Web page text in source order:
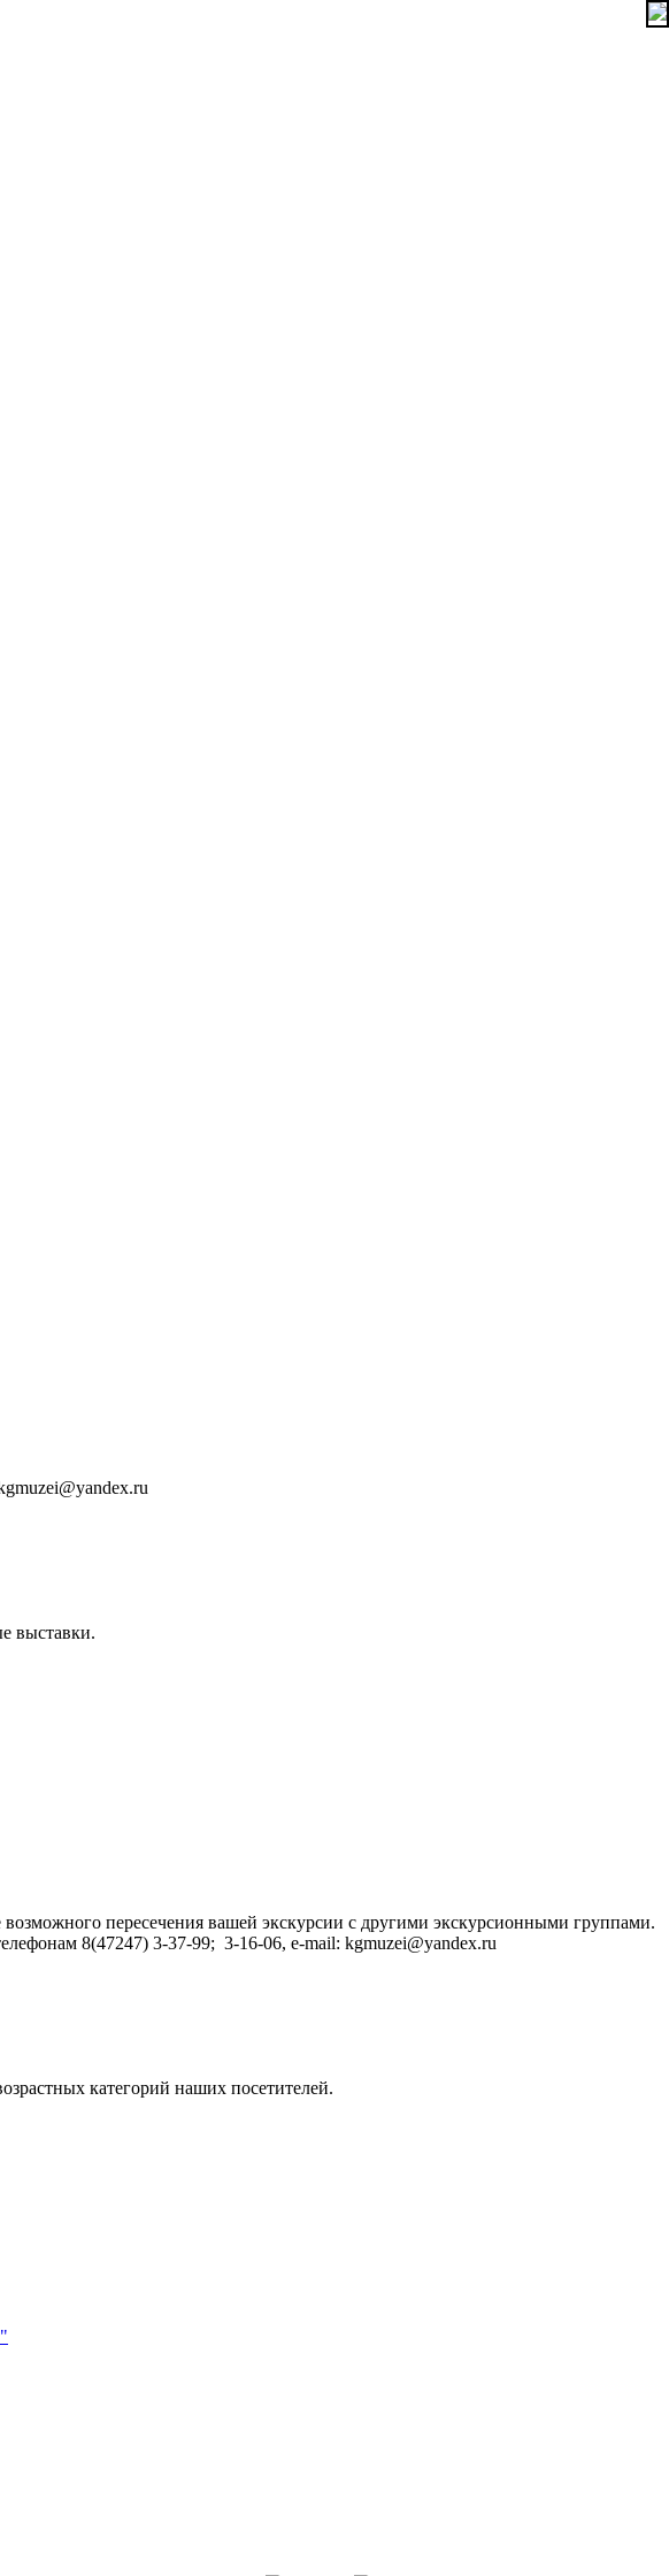
выставки.
пересечения вашей экскурсии с другими экскурсионными группами.
8(47247) 3-37-99; 3-16-06, e-mail: kgmuzei@yandex.ru
категорий наших посетителей.